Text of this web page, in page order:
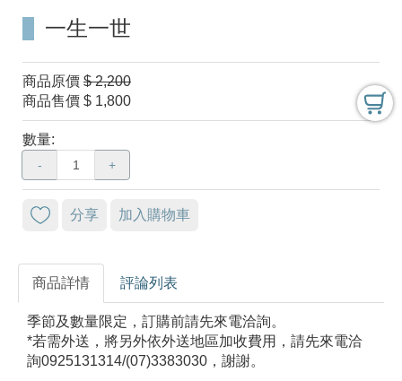
一生一世
商品原價 $ 2,200
商品售價 $ 1,800
數量:
- +
分享 加入購物車
商品詳情 評論列表
季節及數量限定，訂購前請先來電洽詢。
*若需外送，將另外依外送地區加收費用，請先來電洽
詢0925131314/(07)3383030，謝謝。